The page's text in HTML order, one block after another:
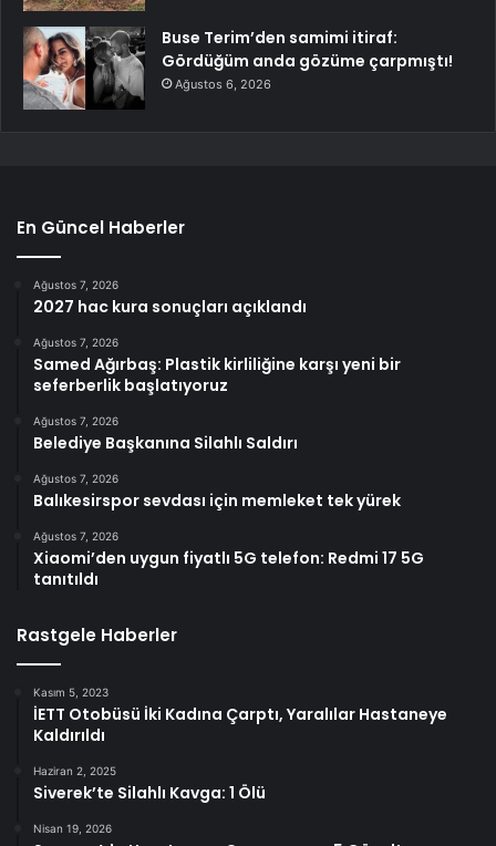
Buse Terim’den samimi itiraf:
Gördüğüm anda gözüme çarpmıştı!
Ağustos 6, 2026
En Güncel Haberler
Ağustos 7, 2026
2027 hac kura sonuçları açıklandı
Ağustos 7, 2026
Samed Ağırbaş: Plastik kirliliğine karşı yeni bir
seferberlik başlatıyoruz
Ağustos 7, 2026
Belediye Başkanına Silahlı Saldırı
Ağustos 7, 2026
Balıkesirspor sevdası için memleket tek yürek
Ağustos 7, 2026
Xiaomi’den uygun fiyatlı 5G telefon: Redmi 17 5G
tanıtıldı
Rastgele Haberler
Kasım 5, 2023
İETT Otobüsü İki Kadına Çarptı, Yaralılar Hastaneye
Kaldırıldı
Haziran 2, 2025
Siverek’te Silahlı Kavga: 1 Ölü
Nisan 19, 2026